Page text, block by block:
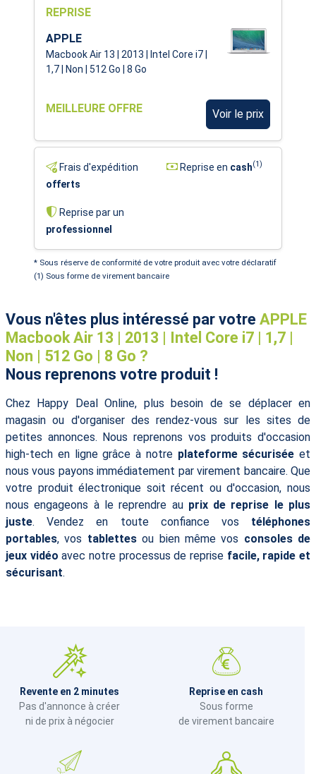
REPRISE
APPLE
Macbook Air 13 | 2013 | Intel Core i7 |
1,7 | Non | 512 Go | 8 Go
MEILLEURE OFFRE Voir le prix
Frais d'expédition
offerts
Reprise en cash(1)
Reprise par un
professionnel
* Sous réserve de conformité de votre produit avec votre déclaratif
(1) Sous forme de virement bancaire
Vous n'êtes plus intéressé par votre APPLE
Macbook Air 13 | 2013 | Intel Core i7 | 1,7 |
Non | 512 Go | 8 Go ?
Nous reprenons votre produit !
Chez Happy Deal Online, plus besoin de se déplacer en
magasin ou d'organiser des rendez-vous sur les sites de
petites annonces. Nous reprenons vos produits d'occasion
high-tech en ligne grâce à notre plateforme sécurisée et
nous vous payons immédiatement par virement bancaire. Que
votre produit électronique soit récent ou d'occasion, nous
nous engageons à le reprendre au prix de reprise le plus
juste. Vendez en toute confiance vos téléphones
portables, vos tablettesou bien même vos consoles de
jeux vidéo avec notre processus de reprise facile, rapide et
sécurisant.
Revente en 2 minutes
Pas d'annonce à créer
ni de prix à négocier
Reprise en cash
Sous forme
de virement bancaire